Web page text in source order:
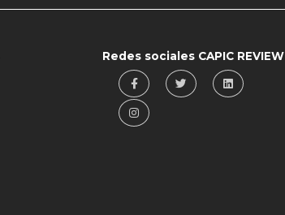
Redes sociales CAPIC REVIEW